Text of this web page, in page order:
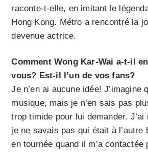
raconte-t-elle, en imitant le
Hong Kong. Métro a rencontré la
devenue actrice.
Comment Wong Kar-Wai a-t-il
vous? Est-il l’un de vos fans?
Je n’en ai aucune idée! J’imagine
musique, mais je n’en sais pas
trop timide pour lui demander.
je ne savais pas qui était à l’autre
en tournée quand il m’a contactée